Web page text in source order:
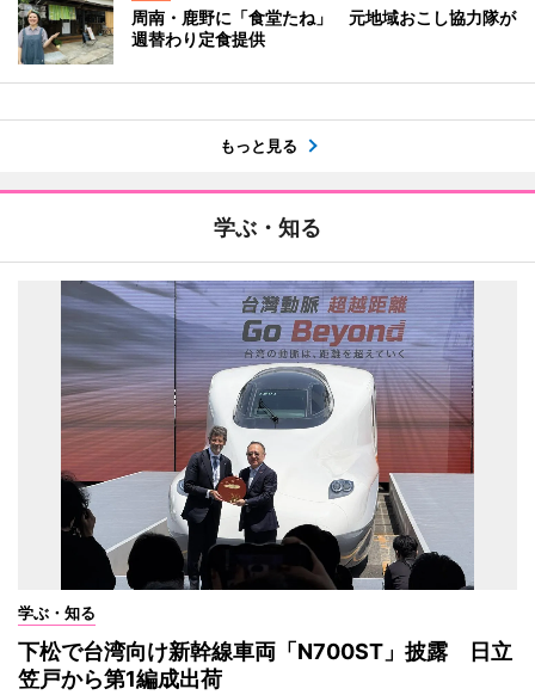
周南・鹿野に「食堂たね」 元地域おこし協力隊が
週替わり定食提供
もっと見る
学ぶ・知る
学ぶ・知る
下松で台湾向け新幹線車両「N700ST」披露 日立
笠戸から第1編成出荷